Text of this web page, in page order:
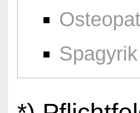
Spagyrik